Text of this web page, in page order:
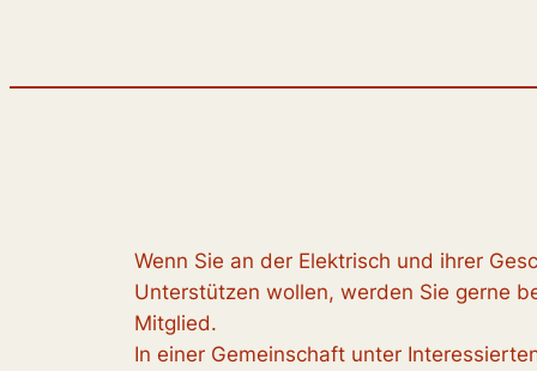
Wenn Sie an der Elektrisch und ihrer
Unterstützen wollen, werden Sie gerne
Mitglied.
In einer Gemeinschaft unter